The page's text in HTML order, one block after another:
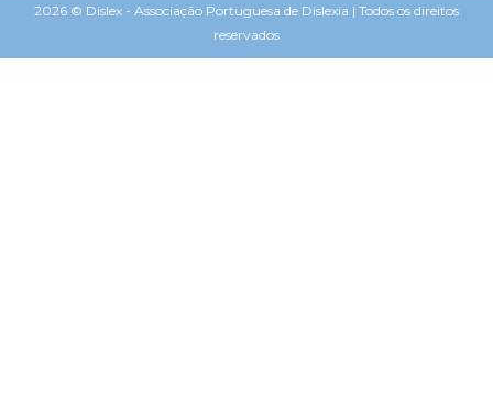
2026 © Dislex - Associação Portuguesa de Dislexia | Todos os direitos
reservados